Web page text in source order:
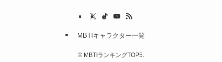
MBTIキャラクター一覧
© MBTIランキングTOP5.